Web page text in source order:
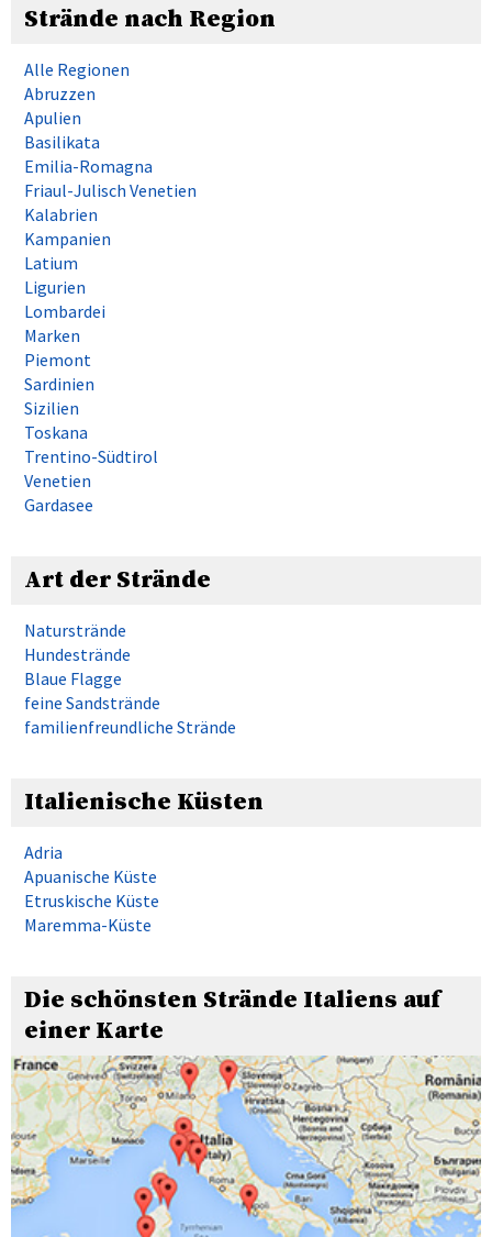
Strände nach Region
Alle Regionen
Abruzzen
Apulien
Basilikata
Emilia-Romagna
Friaul-Julisch Venetien
Kalabrien
Kampanien
Latium
Ligurien
Lombardei
Marken
Piemont
Sardinien
Sizilien
Toskana
Trentino-Südtirol
Venetien
Gardasee
Art der Strände
Naturstrände
Hundestrände
Blaue Flagge
feine Sandstrände
familienfreundliche Strände
Italienische Küsten
Adria
Apuanische Küste
Etruskische Küste
Maremma-Küste
Die schönsten Strände Italiens auf
einer Karte